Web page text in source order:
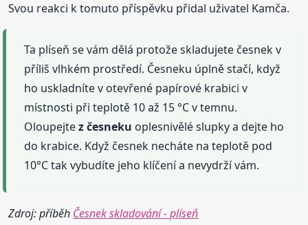
Svou reakci k tomuto příspěvku přidal uživatel Kamča.
Ta plíseň se vám dělá protože skladujete česnek v
příliš vlhkém prostředí. Česneku úplně stačí, když
ho uskladníte v otevřené papírové krabici v
místnosti při teplotě 10 až 15 °C v temnu.
Oloupejtez česneku oplesnivělé slupky a dejte ho
do krabice. Když česnek necháte na teplotě pod
10°C tak vybudíte jeho klíčení a nevydrží vám.
Zdroj: příběh Česnek skladování - plíseň